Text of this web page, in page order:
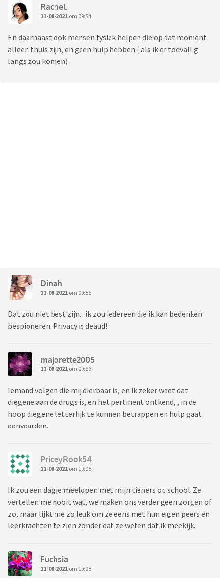
Rachel.
11-08-2021 om 09:54
En daarnaast ook mensen fysiek helpen die op dat moment
alleen thuis zijn, en geen hulp hebben ( als ik er toevallig
langs zou komen)
Dinah
11-08-2021 om 09:56
Dat zou niet best zijn... ik zou iedereen die ik kan bedenken
bespioneren. Privacy is deaud!
majorette2005
11-08-2021 om 09:56
Iemand volgen die mij dierbaar is, en ik zeker weet dat
diegene aan de drugs is, en het pertinent ontkend, , in de
hoop diegene letterlijk te kunnen betrappen en hulp gaat
aanvaarden.
PriceyRook54
11-08-2021 om 10:05
Ik zou een dagje meelopen met mijn tieners op school. Ze
vertellen me nooit wat, we maken ons verder geen zorgen of
zo, maar lijkt me zo leuk om ze eens met hun eigen peers en
leerkrachten te zien zonder dat ze weten dat ik meekijk.
Fuchsia
11-08-2021 om 10:08